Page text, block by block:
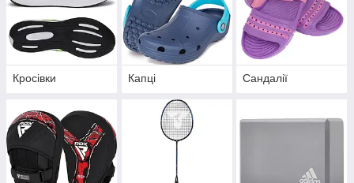
Кросівки Капці Сандалії